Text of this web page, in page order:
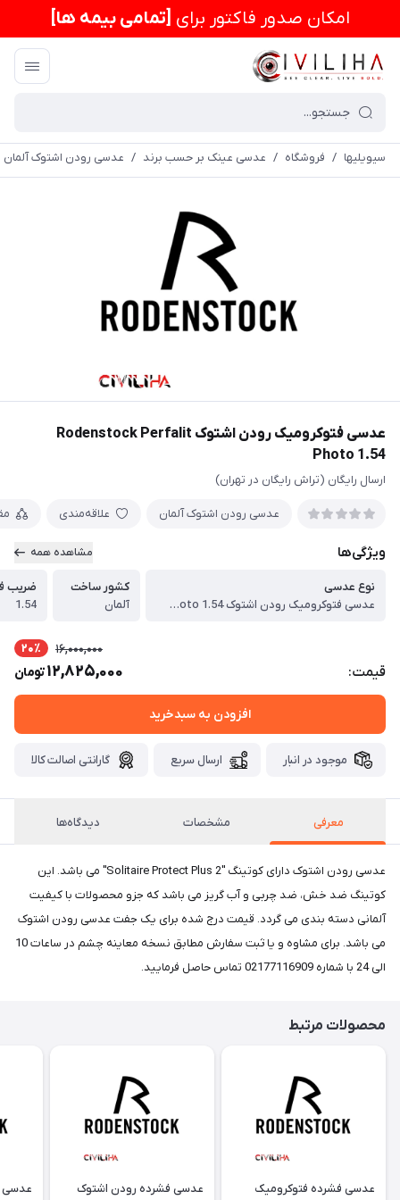
امكان صدور فاکتور برای [تمامی بیمه ها]
سیویلیها / فروشگاه / عدسی عینک بر حسب برند / عدسی رودن اشتوک آلمان
عدسی فتوکرومیک رودن اشتوک Rodenstock Perfalit
Photo 1.54
ارسال رایگان (تراش رایگان در تهران)
عدسی رودن اشتوک آلمان علاقه‌مندی
ویژگی‌ها مشاهده همه
نوع عدسی
عدسی فتوکرومیک رودن اشتوک Rodenstock Perfalit photo 1.54
کشور ساخت
آلمان
ضریب
1.54
قیمت:
16,000,000 20٪
12,825,000تومان
افزودن به سبدخرید
موجود در انبار ارسال سریع گارانتی اصالت کالا
معرفی مشخصات دیدگاه‌ها
عدسی رودن اشتوک دارای کوتینگ "Solitaire Protect Plus 2" می باشد. این
کوتینگ ضد خش، ضد چربی و آب گریز می باشد که جزو محصولات با کیفیت
آلمانی دسته بندی می گردد. قیمت درج شده برای یک جفت عدسی رودن اشتوک
می باشد. برای مشاوه و یا ثبت سفارش مطابق نسخه معاینه چشم در ساعات 10
الی 24 با شماره 02177116909 تماس حاصل فرمایید.
محصولات مرتبط
عدسی فشرده فتوکرومیک
عدسی فشرده رودن اشتوک
عدسی